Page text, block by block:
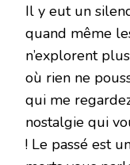
Il y eut un
quand même
n’explorent
où rien ne
qui me
nostalgie qui
! Le passé est